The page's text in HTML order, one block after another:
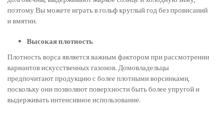
поэтому Вы можете играть в гольф круглый год без провисаний
и вмятин.
Высокая плотность
Плотность ворса является важным фактором при рассмотрении
вариантов искусственных газонов. Домовладельцы
предпочитают продукцию с более плотными ворсинками,
поскольку они позволяют поверхности быть более упругой и
выдерживать интенсивное использование.